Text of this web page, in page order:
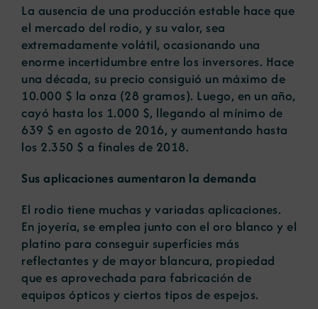
La ausencia de una producción estable hace que
el mercado del rodio, y su valor, sea
extremadamente volátil, ocasionando una
enorme incertidumbre entre los inversores. Hace
una década, su precio consiguió un máximo de
10.000 $ la onza (28 gramos). Luego, en un año,
cayó hasta los 1.000 $, llegando al mínimo de
639 $ en agosto de 2016, y aumentando hasta
los 2.350 $ a finales de 2018.
Sus aplicaciones aumentaron la demanda
El rodio tiene muchas y variadas aplicaciones.
En joyería, se emplea junto con el oro blanco y el
platino para conseguir superficies más
reflectantes y de mayor blancura, propiedad
que es aprovechada para fabricación de
equipos ópticos y ciertos tipos de espejos.